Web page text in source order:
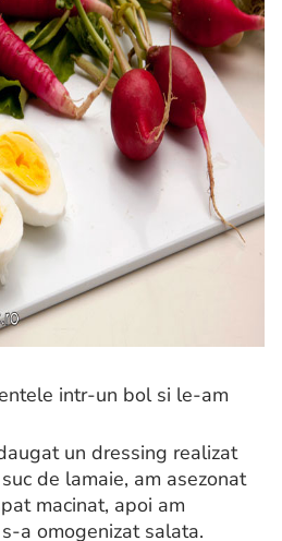
intr-un bol si le-am
un dressing realizat
de lamaie, am asezonat
macinat, apoi am
a omogenizat salata.